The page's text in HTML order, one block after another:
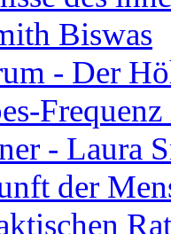
Biswas
- Der
- Laura
der